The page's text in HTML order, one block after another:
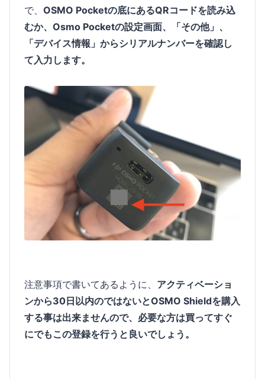
で、 OSMO Pocketの底にあるQRコードを読み込
むか、Osmo Pocketの設定画面、「その他」、
「デバイス情報」からシリアルナンバーを確認し
て入力します。
注意事項で書いてあるように、 アクティベーショ
ンから30日以内のではないとOSMO Shieldを購入
する事は出来ませんので、必要な方は買ってすぐ
にでもこの登録を行うと良いでしょう。